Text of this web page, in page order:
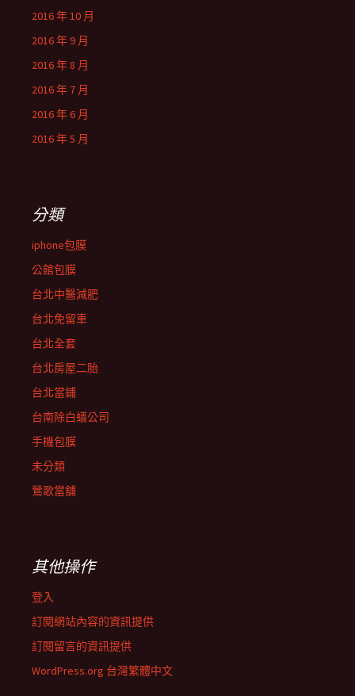
2016 年 10 月
2016 年 9 月
2016 年 8 月
2016 年 7 月
2016 年 6 月
2016 年 5 月
分類
iphone包膜
公館包膜
台北中醫減肥
台北免留車
台北全套
台北房屋二胎
台北當鋪
台南除白蟻公司
手機包膜
未分類
鶯歌當舖
其他操作
登入
訂閱網站內容的資訊提供
訂閱留言的資訊提供
WordPress.org 台灣繁體中文